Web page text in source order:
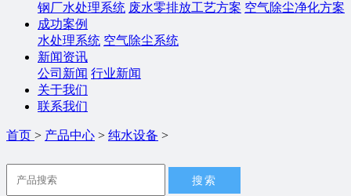
钢厂水处理系统 废水零排放工艺方案 空气除尘净化方案
成功案例
水处理系统 空气除尘系统
新闻资讯
公司新闻 行业新闻
关于我们
联系我们
首页 > 产品中心 > 纯水设备 >
搜索